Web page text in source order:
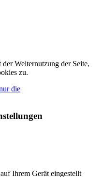
Weiternutzung der Seite,
zu.
die
Ihrem Gerät eingestellt